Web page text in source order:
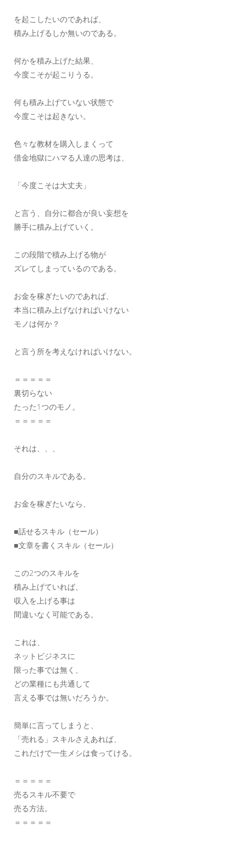
を起こしたいのであれば、
積み上げるしか無いのである。
何かを積み上げた結果、
今度こそが起こりうる。
何も積み上げていない状態で
今度こそは起きない。
色々な教材を購入しまくって
借金地獄にハマる人達の思考は、
「今度こそは大丈夫」
と言う、自分に都合が良い妄想を
勝手に積み上げていく。
この段階で積み上げる物が
ズレてしまっているのである。
お金を稼ぎたいのであれば、
本当に積み上げなければいけない
モノは何か？
と言う所を考えなければいけない。
＝＝＝＝＝
裏切らない
たった1つのモノ。
＝＝＝＝＝
それは、、、
自分のスキルである。
お金を稼ぎたいなら、
■話せるスキル（セール）
■文章を書くスキル（セール）
この2つのスキルを
積み上げていれば、
収入を上げる事は
間違いなく可能である。
これは、
ネットビジネスに
限った事では無く、
どの業種にも共通して
言える事では無いだろうか。
簡単に言ってしまうと、
「売れる」スキルさえあれば、
これだけで一生メシは食ってける。
＝＝＝＝＝
売るスキル不要で
売る方法。
＝＝＝＝＝